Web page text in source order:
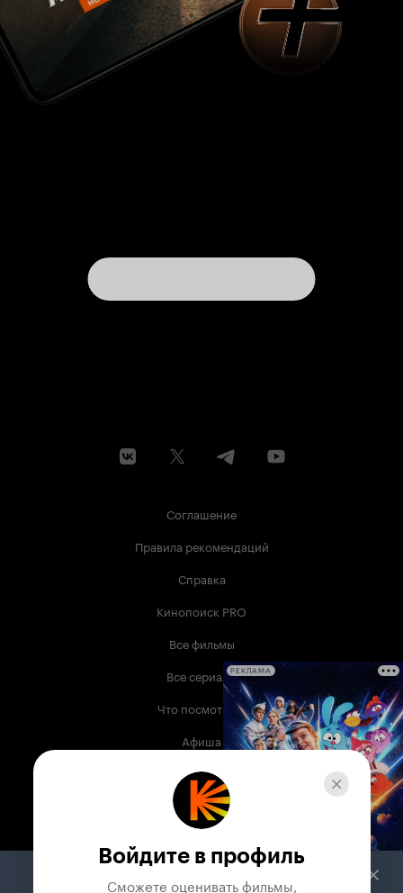
Соглашение
Правила рекомендаций
Справка
Кинопоиск PRO
Все фильмы
Все сериалы
Что посмотреть
Афиша
Музыка
Телепрограмма
Служба поддержки
РЕКЛАМА
Войдите в профиль
Сможете оценивать фильмы,